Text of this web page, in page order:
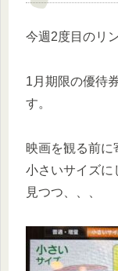
今週2度目のリ
1月期限の優待
す。
映画を観る前に
小さいサイズに
見つつ、、、